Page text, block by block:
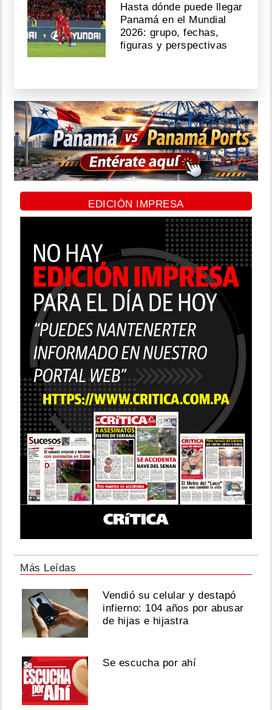
Hasta dónde puede llegar
Panamá en el Mundial
2026: grupo, fechas,
figuras y perspectivas
EDICIÓN IMPRESA
Más Leídas
Vendió su celular y destapó
infierno: 104 años por abusar
de hijas e hijastra
Se escucha por ahí